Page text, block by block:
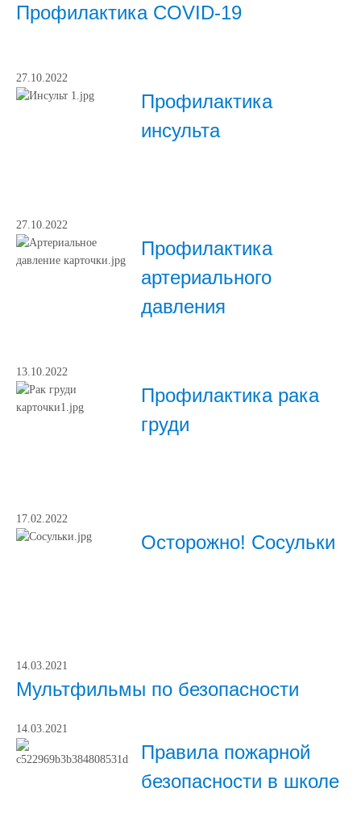
Профилактика COVID-19
27.10.2022
Профилактика
инсульта
27.10.2022
Профилактика
артериального
давления
13.10.2022
Профилактика рака
груди
17.02.2022
Осторожно! Сосульки
14.03.2021
Мультфильмы по безопасности
14.03.2021
Правила пожарной
безопасности в школе